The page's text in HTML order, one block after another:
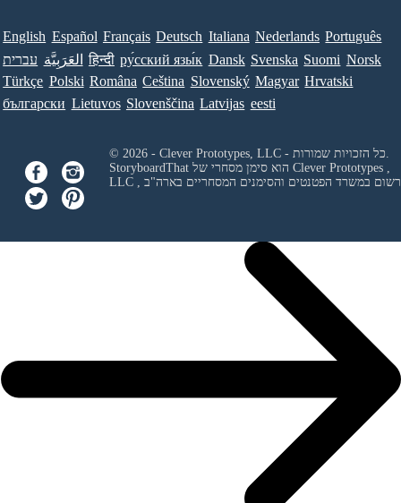
English Español Français Deutsch Italiana Nederlands Português
עברית العَرَبِيَّة हिन्दी ру́сский язы́к Dansk Svenska Suomi Norsk
Türkçe Polski Româna Ceština Slovenský Magyar Hrvatski
български Lietuvos Slovenščina Latvijas eesti
Clever Prototypes ,
LLC
ורשום במשרד הפטנטים והסימנים המסחריים בארה"ב